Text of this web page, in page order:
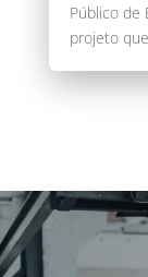
Público de
projeto que